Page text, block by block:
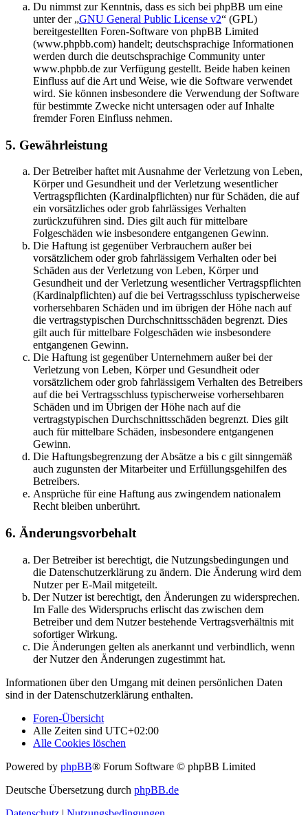
Du nimmst zur Kenntnis, dass es sich bei phpBB um eine
unter der „GNU General Public License v2“ (GPL)
bereitgestellten Foren-Software von phpBB Limited
(www.phpbb.com) handelt; deutschsprachige Informationen
werden durch die deutschsprachige Community unter
www.phpbb.de zur Verfügung gestellt. Beide haben keinen
Einfluss auf die Art und Weise, wie die Software verwendet
wird. Sie können insbesondere die Verwendung der Software
für bestimmte Zwecke nicht untersagen oder auf Inhalte
fremder Foren Einfluss nehmen.
5. Gewährleistung
Der Betreiber haftet mit Ausnahme der Verletzung von Leben,
Körper und Gesundheit und der Verletzung wesentlicher
Vertragspflichten (Kardinalpflichten) nur für Schäden, die auf
ein vorsätzliches oder grob fahrlässiges Verhalten
zurückzuführen sind. Dies gilt auch für mittelbare
Folgeschäden wie insbesondere entgangenen Gewinn.
Die Haftung ist gegenüber Verbrauchern außer bei
vorsätzlichem oder grob fahrlässigem Verhalten oder bei
Schäden aus der Verletzung von Leben, Körper und
Gesundheit und der Verletzung wesentlicher Vertragspflichten
(Kardinalpflichten) auf die bei Vertragsschluss typischerweise
vorhersehbaren Schäden und im übrigen der Höhe nach auf
die vertragstypischen Durchschnittsschäden begrenzt. Dies
gilt auch für mittelbare Folgeschäden wie insbesondere
entgangenen Gewinn.
Die Haftung ist gegenüber Unternehmern außer bei der
Verletzung von Leben, Körper und Gesundheit oder
vorsätzlichem oder grob fahrlässigem Verhalten des Betreibers
auf die bei Vertragsschluss typischerweise vorhersehbaren
Schäden und im Übrigen der Höhe nach auf die
vertragstypischen Durchschnittsschäden begrenzt. Dies gilt
auch für mittelbare Schäden, insbesondere entgangenen
Gewinn.
Die Haftungsbegrenzung der Absätze a bis c gilt sinngemäß
auch zugunsten der Mitarbeiter und Erfüllungsgehilfen des
Betreibers.
Ansprüche für eine Haftung aus zwingendem nationalem
Recht bleiben unberührt.
6. Änderungsvorbehalt
Der Betreiber ist berechtigt, die Nutzungsbedingungen und
die Datenschutzerklärung zu ändern. Die Änderung wird dem
Nutzer per E-Mail mitgeteilt.
Der Nutzer ist berechtigt, den Änderungen zu widersprechen.
Im Falle des Widerspruchs erlischt das zwischen dem
Betreiber und dem Nutzer bestehende Vertragsverhältnis mit
sofortiger Wirkung.
Die Änderungen gelten als anerkannt und verbindlich, wenn
der Nutzer den Änderungen zugestimmt hat.
Informationen über den Umgang mit deinen persönlichen Daten
sind in der Datenschutzerklärung enthalten.
Foren-Übersicht
Alle Zeiten sind UTC+02:00
Alle Cookies löschen
Powered by phpBB® Forum Software © phpBB Limited
Deutsche Übersetzung durch phpBB.de